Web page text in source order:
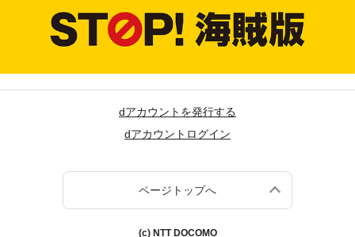
dアカウントを発行する
dアカウントログイン
ページトップへ
(c) NTT DOCOMO